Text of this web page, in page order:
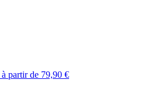
à partir de 79,90 €